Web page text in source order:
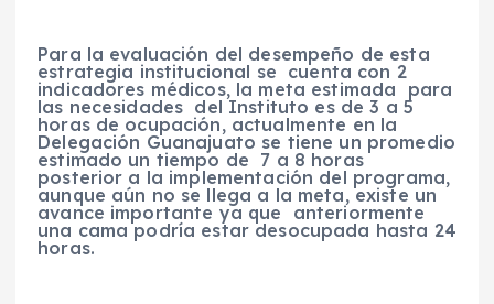
Para la evaluación del desempeño de esta
estrategia institucional se cuenta con 2
indicadores médicos, la meta estimada para
las necesidades del Instituto es de 3 a 5
horas de ocupación, actualmente en la
Delegación Guanajuato se tiene un promedio
estimado un tiempo de 7 a 8 horas
posterior a la implementación del programa,
aunque aún no se llega a la meta, existe un
avance importante ya que anteriormente
una cama podría estar desocupada hasta 24
horas.